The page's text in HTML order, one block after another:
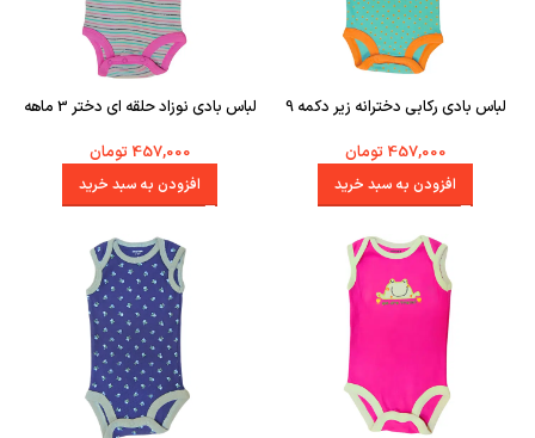
لباس بادی رکابی دخترانه زیر دکمه 9
457,000 تومان
افزودن به سبد خرید
لباس بادی نوزاد حلقه ای دختر 3 ماهه
457,000 تومان
افزودن به سبد خرید